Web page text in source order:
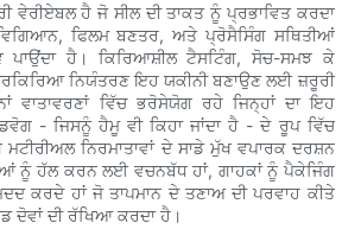
ਵੇਰੀਏਬਲ ਹੈ ਜੋ ਸੀਲ ਦੀ ਤਾਕਤ ਨੂੰ ਪ੍ਰਭਾਵਿਤ ਕਰਦਾ
ਫਿਲਮ ਬਣਤਰ, ਅਤੇ ਪ੍ਰੋਸੈਸਿੰਗ ਸਥਿਤੀਆਂ
ਪਾਉਂਦਾ ਹੈ। ਕਿਰਿਆਸ਼ੀਲ ਟੈਸਟਿੰਗ, ਸੋਚ-ਸਮਝ ਕੇ
ਨਿਯੰਤਰਣ ਇਹ ਯਕੀਨੀ ਬਣਾਉਣ ਲਈ ਜ਼ਰੂਰੀ
ਵਾਤਾਵਰਣਾਂ ਵਿੱਚ ਭਰੋਸੇਯੋਗ ਰਹੇ ਜਿਨ੍ਹਾਂ ਦਾ ਇਹ
- ਜਿਸਨੂੰ ਹੈਮੂ ਵੀ ਕਿਹਾ ਜਾਂਦਾ ਹੈ - ਦੇ ਰੂਪ ਵਿੱਚ
ਨਿਰਮਾਤਾਵਾਂ ਦੇ ਸਾਡੇ ਮੁੱਖ ਵਪਾਰਕ ਦਰਸ਼ਨ
ਨੂੰ ਹੱਲ ਕਰਨ ਲਈ ਵਚਨਬੱਧ ਹਾਂ, ਗਾਹਕਾਂ ਨੂੰ ਪੈਕੇਜਿੰਗ
ਕਰਦੇ ਹਾਂ ਜੋ ਤਾਪਮਾਨ ਦੇ ਤਣਾਅ ਦੀ ਪਰਵਾਹ ਕੀਤੇ
ਦੋਵਾਂ ਦੀ ਰੱਖਿਆ ਕਰਦਾ ਹੈ।